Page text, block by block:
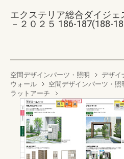
エクステリア総合ダイジェ
－２０２５ 186-187(188-
空間デザインパーツ・照明 デザイ
ウォール
空間デザインパーツ・照
ラットアーチ